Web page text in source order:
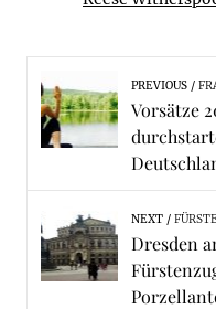
PREVIOUS
Vorsätze
NEXT
Dresden